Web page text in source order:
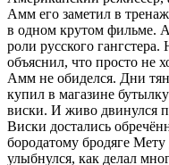
Амм его заметил в
в одном крутом фильме.
роли русского
объяснил, что просто не
Амм не обиделся. Дни
купил в магазине
виски. И живо двинулся
Виски достались
бородатому бродяге
улыбнулся, как делал